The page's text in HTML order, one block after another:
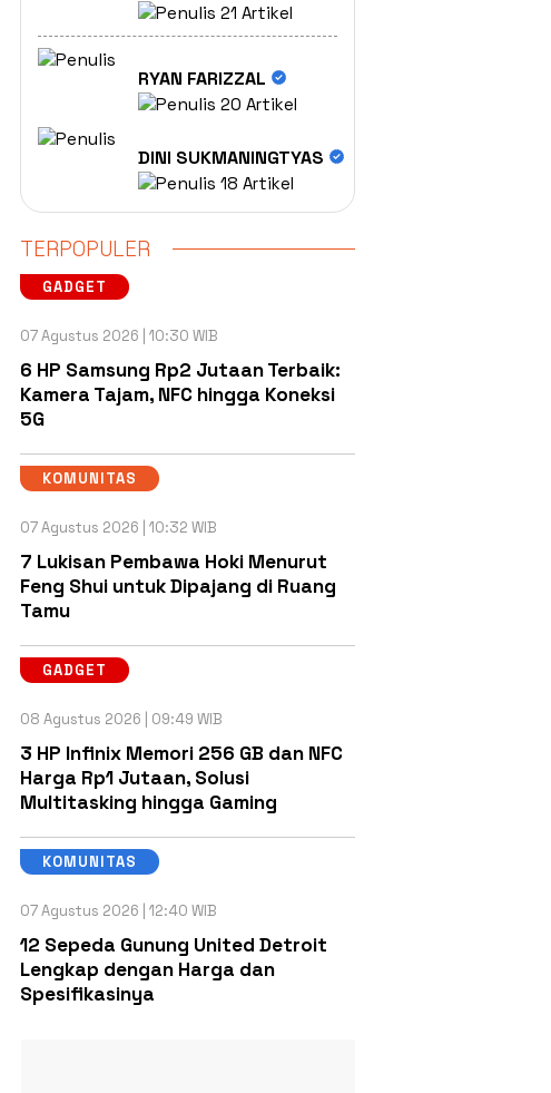
21 Artikel
RYAN FARIZZAL
20 Artikel
DINI SUKMANINGTYAS
18 Artikel
TERPOPULER
GADGET
07 Agustus 2026 | 10:30 WIB
6 HP Samsung Rp2 Jutaan Terbaik:
Kamera Tajam, NFC hingga Koneksi
5G
KOMUNITAS
07 Agustus 2026 | 10:32 WIB
7 Lukisan Pembawa Hoki Menurut
Feng Shui untuk Dipajang di Ruang
Tamu
GADGET
08 Agustus 2026 | 09:49 WIB
3 HP Infinix Memori 256 GB dan NFC
Harga Rp1 Jutaan, Solusi
Multitasking hingga Gaming
KOMUNITAS
07 Agustus 2026 | 12:40 WIB
12 Sepeda Gunung United Detroit
Lengkap dengan Harga dan
Spesifikasinya